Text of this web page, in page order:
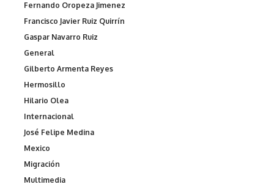
Fernando Oropeza Jimenez
Francisco Javier Ruiz Quirrín
Gaspar Navarro Ruiz
General
Gilberto Armenta Reyes
Hermosillo
Hilario Olea
Internacional
José Felipe Medina
Mexico
Migración
Multimedia